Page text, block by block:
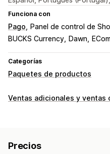
Funciona con
Pago Panel de control de
BUCKS Currency
Dawn
Categorías
Paquetes de productos
Tipos de paquetes
Paquetes de ventas cruzadas
Ventas adicionales y ventas
Precios